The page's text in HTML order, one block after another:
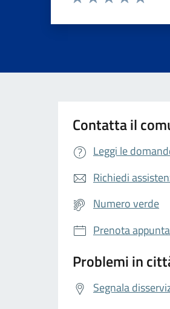
Contatta il
Leggi le
Richiedi
Numero verde
Prenota
Problemi in
Segnala